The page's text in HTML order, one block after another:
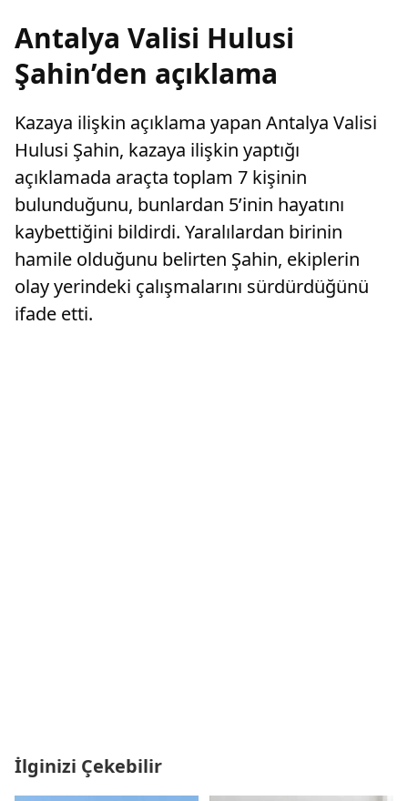
Antalya Valisi Hulusi
Şahin’den açıklama
Kazaya ilişkin açıklama yapan Antalya Valisi
Hulusi Şahin, kazaya ilişkin yaptığı
açıklamada araçta toplam 7 kişinin
bulunduğunu, bunlardan 5’inin hayatını
kaybettiğini bildirdi. Yaralılardan birinin
hamile olduğunu belirten Şahin, ekiplerin
olay yerindeki çalışmalarını sürdürdüğünü
ifade etti.
İlginizi Çekebilir